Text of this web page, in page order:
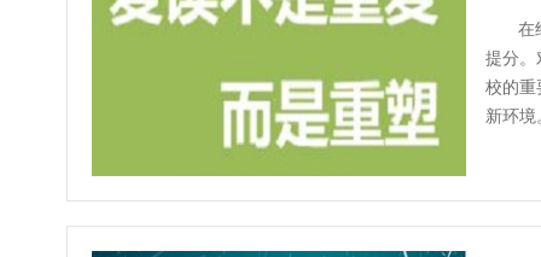
在
提分。
校的重
新环